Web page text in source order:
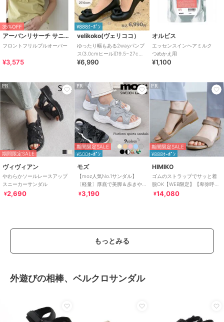
35%OFF
アーバンリサーチ サニーレーベル
フロントフリルプルオーバー
¥3,575
¥888ｸｰﾎﾟﾝ
velikoko(ヴェリココ）
ゆったり幅もある2wayパンプ
ス(3.0cmヒール)[19.5~27cm]
ラクチンきれいシューズ
¥6,990
オルビス
エッセンスインヘアミルク
つめかえ用
¥1,100
PR
期間限定SALE
ヴィヴィアン
やわらかソールレースアップ
スニーカーサンダル
¥2,690
PR
期間限定SALE
¥500ｸｰﾎﾟﾝ
モズ
【moz人気No.1サンダル】
〔軽量〕厚底で美脚＆歩きや
すい！疲れにくいフィット感
¥3,190
PR
期間限定SALE
¥888ｸｰﾎﾟﾝ
HIMIKO
ゴムのストラップでサッと着
脱OK【WEB限定】【卑弥呼
26SS】ゴムストラップサンダ
¥14,080
もっとみる
外遊びの相棒、ベルクロサンダル